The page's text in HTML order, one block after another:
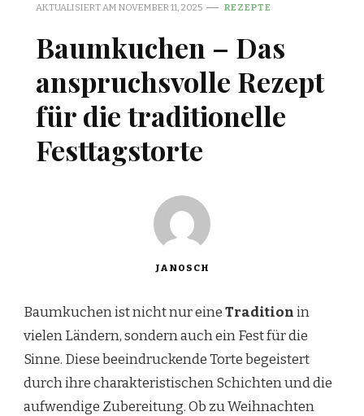
AKTUALISIERT AM NOVEMBER 11, 2025 REZEPTE
Baumkuchen – Das
anspruchsvolle Rezept
für die traditionelle
Festtagstorte
JANOSCH
Baumkuchen ist nicht nur eineTraditionin
vielen Ländern, sondern auch ein Fest für die
Sinne. Diese beeindruckende Torte begeistert
durch ihre charakteristischen Schichten und die
aufwendige Zubereitung. Ob zu Weihnachten